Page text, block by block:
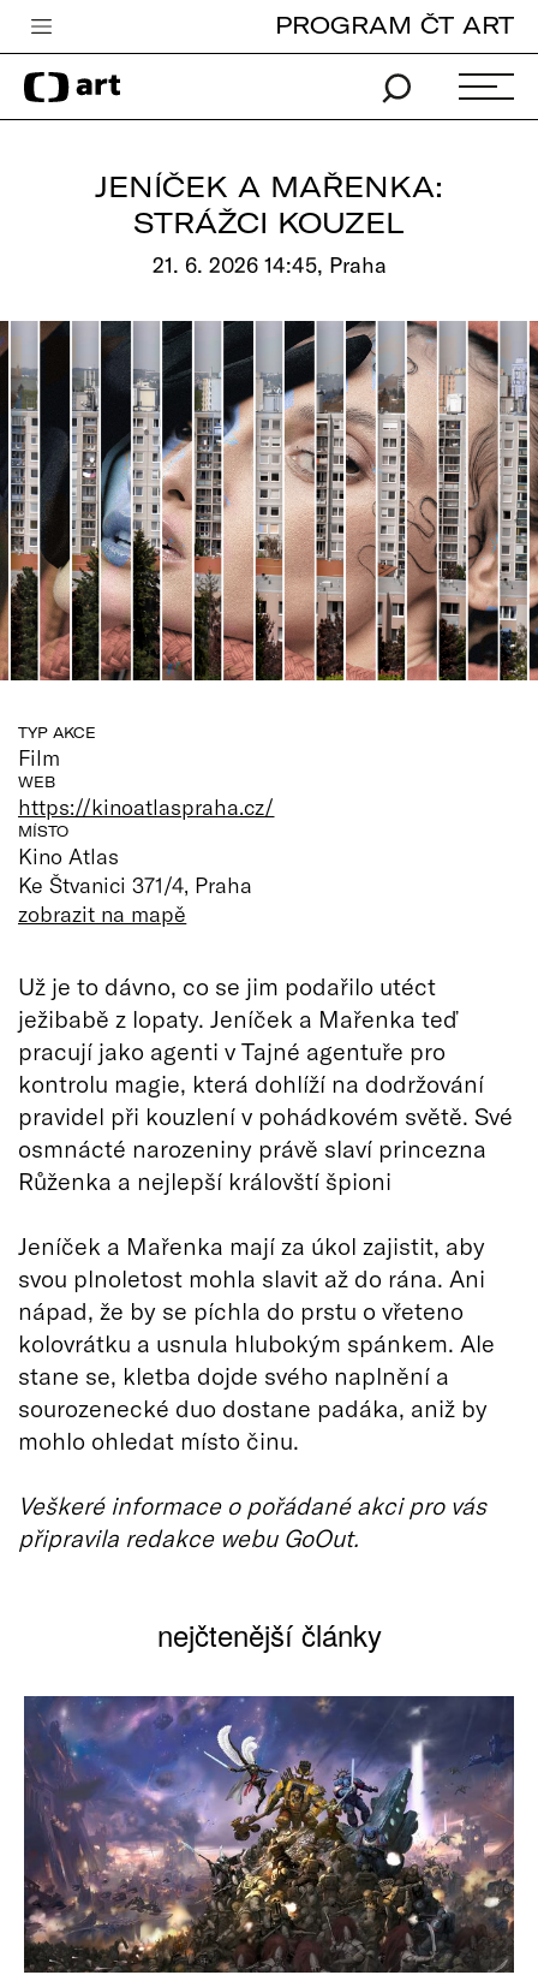
Česká televize
Zpravodajství
Vše o ČT
PROGRAM ČT ART
JENÍČEK A MAŘENKA:
STRÁŽCI KOUZEL
21. 6. 2026 14:45, Praha
TYP AKCE
Film
WEB
https://kinoatlaspraha.cz/
MÍSTO
Kino Atlas
Ke Štvanici 371/4, Praha
zobrazit na mapě
Už je to dávno, co se jim podařilo utéct
ježibabě z lopaty. Jeníček a Mařenka teď
pracují jako agenti v Tajné agentuře pro
kontrolu magie, která dohlíží na dodržování
pravidel při kouzlení v pohádkovém světě. Své
osmnácté narozeniny právě slaví princezna
Růženka a nejlepší královští špioni
Jeníček a Mařenka mají za úkol zajistit, aby
svou plnoletost mohla slavit až do rána. Ani
nápad, že by se píchla do prstu o vřeteno
kolovrátku a usnula hlubokým spánkem. Ale
stane se, kletba dojde svého naplnění a
sourozenecké duo dostane padáka, aniž by
mohlo ohledat místo činu.
Veškeré informace o pořádané akci pro vás
připravila redakce webu GoOut.
nejčtenější články